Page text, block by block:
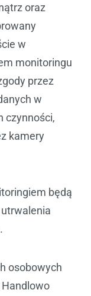
oraz
w
monitoringu
przez
w
czynności,
kamery
będą
osobowych